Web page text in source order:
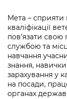
Київська
Мета –
кваліфікації
пов’язати
службою та
навчання
знання,
зарахування у
на посади,
органах